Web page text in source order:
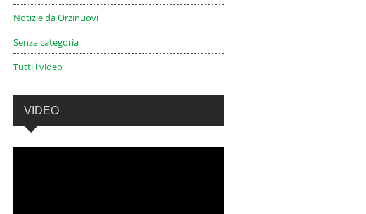
Notizie da Orzinuovi
Senza categoria
Tutti i video
VIDEO